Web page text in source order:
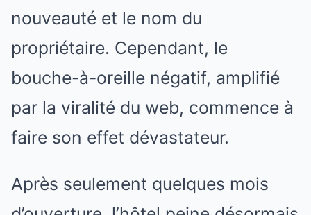
nouveauté et le nom du
propriétaire. Cependant, le
bouche-à-oreille négatif, amplifié
par la viralité du web, commence à
faire son effet dévastateur.
Après seulement quelques mois